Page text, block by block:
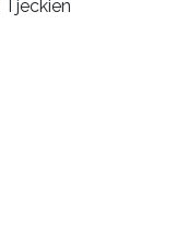
Tjeckien